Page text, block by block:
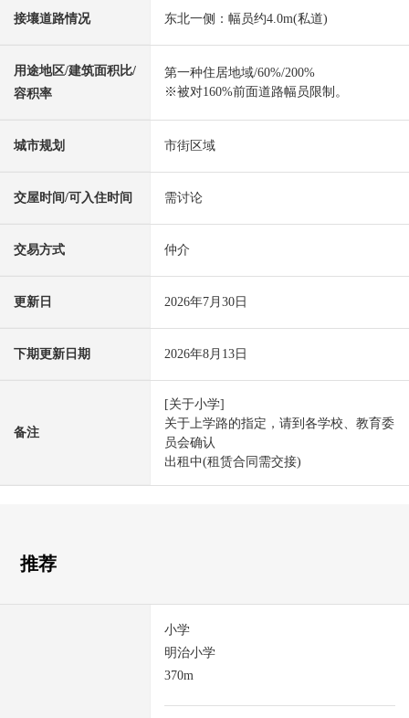
接壤道路情况 东北一侧：幅员约4.0m(私道)
用途地区/建筑面积比/
容积率
第一种住居地域/60%/200%
※被对160%前面道路幅员限制。
城市规划 市街区域
交屋时间/可入住时间 需讨论
交易方式 仲介
更新日 2026年7月30日
下期更新日期 2026年8月13日
备注
[关于小学]
关于上学路的指定，请到各学校、教育委
员会确认
出租中(租赁合同需交接)
推荐
小学
明治小学
370m